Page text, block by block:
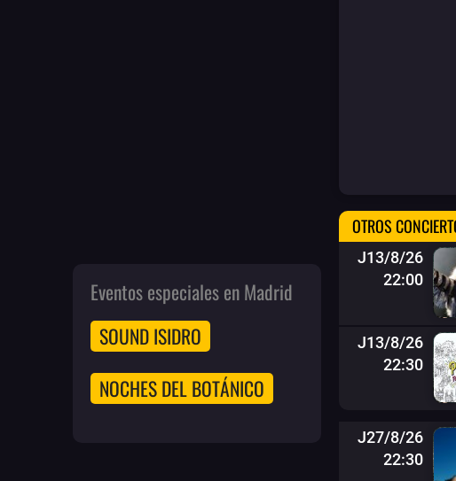
OTROS
J13/8/26
22:00
J13/8/26
22:30
J27/8/26
22:30
Eventos especiales en Madrid
SOUND ISIDRO
NOCHES DEL BOTÁNICO